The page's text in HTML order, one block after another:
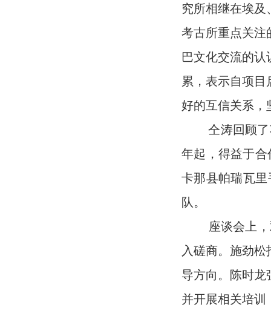
究所相继在埃及
考古所重点关注
巴文化交流的
累，表示自项
好的互信关系，
仝涛回顾了项
年起，得益于
卡那县帕瑞瓦
队。
座谈会上，双
入磋商。施劲
导方向。陈时龙
并开展相关培训